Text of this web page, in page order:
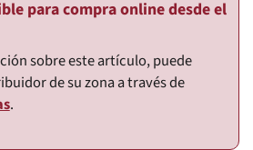
para compra online desde el
sobre este artículo, puede
de su zona a través de
.